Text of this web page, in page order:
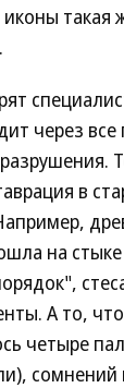
такая
через
в
на
А то,
четыре
сомнений